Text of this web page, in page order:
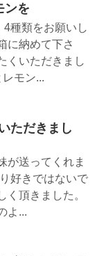
ンを
種類をお願いし
に納めて下さ
くいただきまし
モン...
ただきまし
が送ってくれま
好きではないで
く頂きました。
よ...